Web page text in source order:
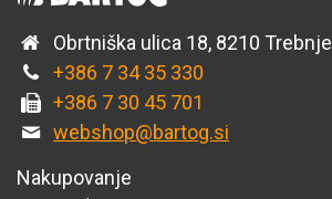
Obrtniška ulica 18, 8210 Trebnje
+386 7 34 35 330
+386 7 30 45 701
webshop@bartog.si
Nakupovanje